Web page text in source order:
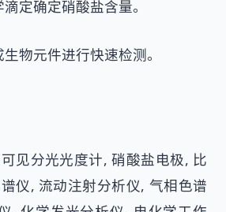
定确定硝酸盐含量。
物元件进行快速检测。
见分光光度计, 硝酸盐电极, 比
仪, 流动注射分析仪, 气相色谱